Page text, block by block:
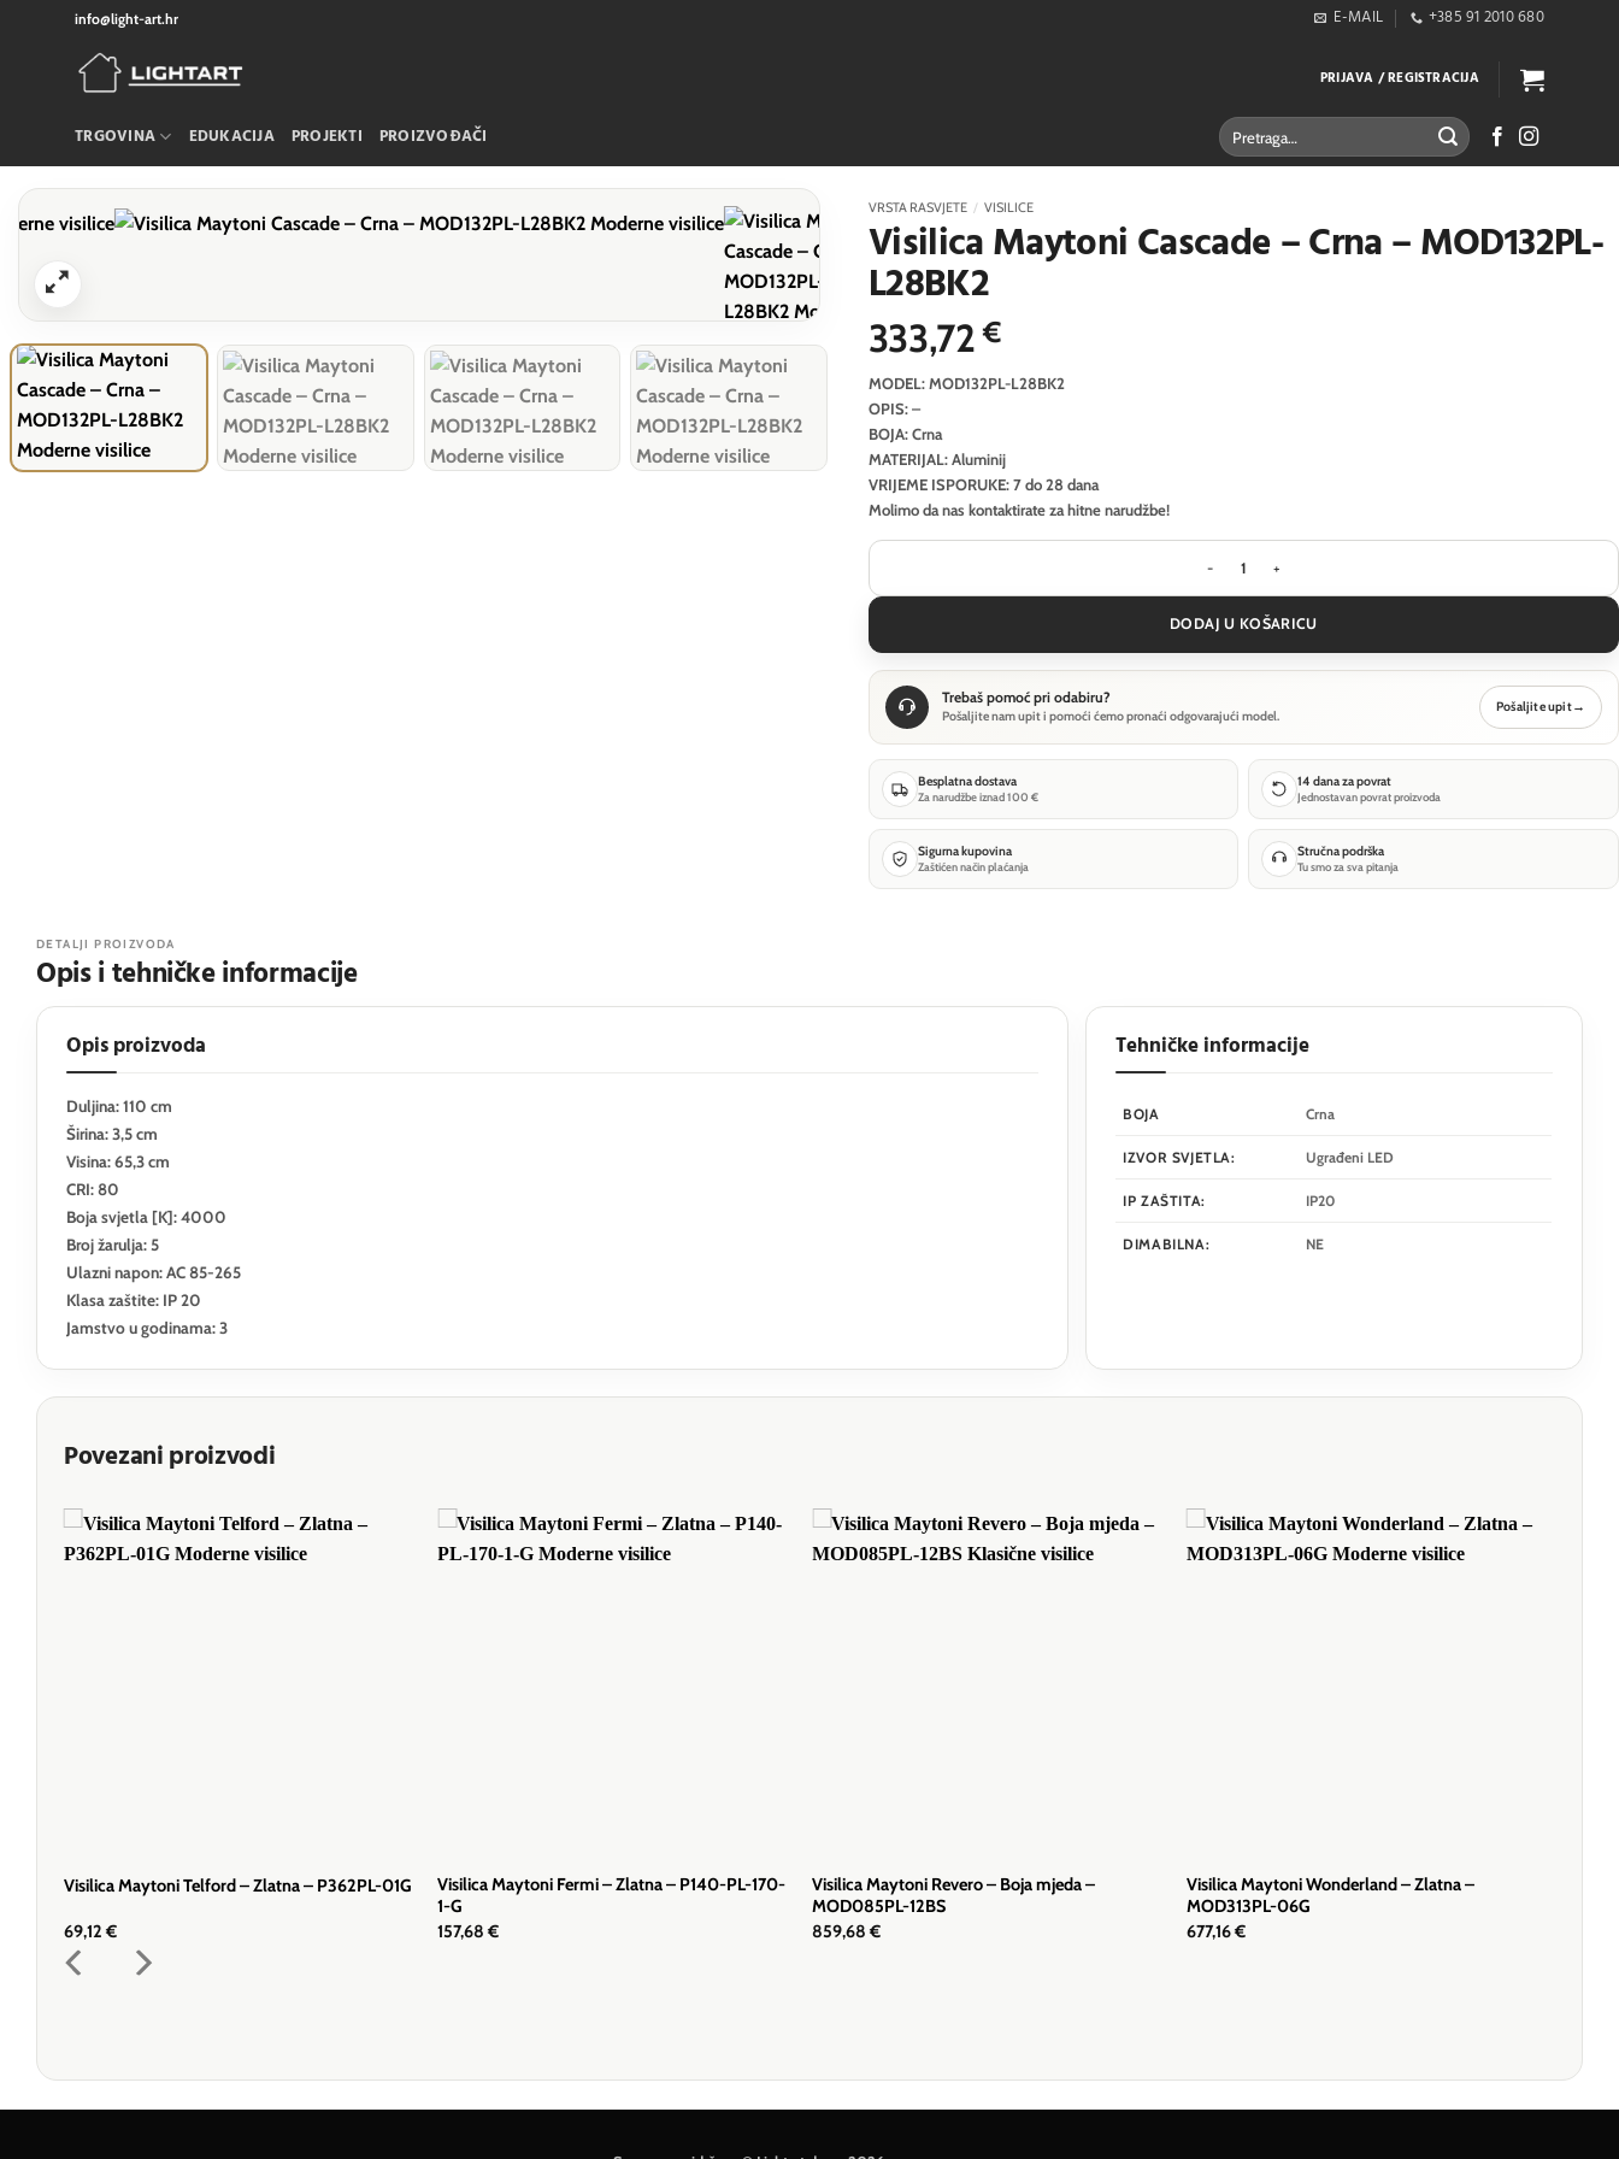
info@light-art.hr E-MAIL +385 91 2010 680
PRIJAVA / REGISTRACIJA
TRGOVINA EDUKACIJA PROJEKTI PROIZVOĐAČI Pretraži:
VRSTA RASVJETE / VISILICE
Visilica Maytoni Cascade – Crna – MOD132PL-
L28BK2
333,72€
MODEL: MOD132PL-L28BK2
OPIS: –
BOJA: Crna
MATERIJAL: Aluminij
VRIJEME ISPORUKE: 7 do 28 dana
Molimo da nas kontaktirate za hitne narudžbe!
Visilica Maytoni Cascade - Crna - MOD132PL-
DODAJ U KOŠARICU
Trebaš pomoć pri odabiru?
Pošaljite nam upit i pomoći ćemo pronaći odgovarajući model.
Pošaljite upit→
Besplatna dostava
Za narudžbe iznad 100 €
14 dana za povrat
Jednostavan povrat proizvoda
Sigurna kupovina
Zaštićen način plaćanja
Stručna podrška
Tu smo za sva pitanja
DETALJI PROIZVODA
Opis i tehničke informacije
Opis proizvoda
Duljina: 110 cm
Širina: 3,5 cm
Visina: 65,3 cm
CRI: 80
Boja svjetla [K]: 4000
Broj žarulja: 5
Ulazni napon: AC 85-265
Klasa zaštite: IP 20
Jamstvo u godinama: 3
Tehničke informacije
BOJA Crna
IZVOR SVJETLA: Ugrađeni LED
IP ZAŠTITA: IP20
DIMABILNA: NE
Povezani proizvodi
Visilica Maytoni Telford – Zlatna – P362PL-01G
69,12 €
Visilica Maytoni Fermi – Zlatna – P140-PL-170-
1-G
157,68€
Visilica Maytoni Revero – Boja mjeda –
MOD085PL-12BS
859,68€
Visilica Maytoni Wonderland – Zlatna –
MOD313PL-06G
677,16€